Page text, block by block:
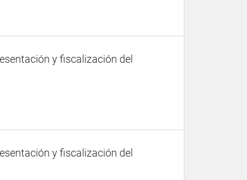
y fiscalización del
y fiscalización del